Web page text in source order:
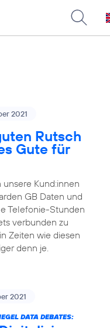
2021
Rutsch
Gute für
unsere Kund:innen
GB Daten und
Telefonie-Stunden
verbunden zu
Zeiten wie diesen
denn je.
2021
DATA DEBATES: